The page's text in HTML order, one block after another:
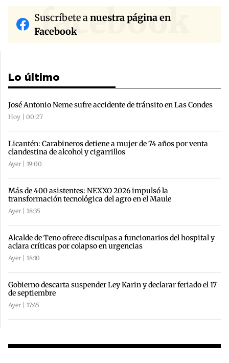
facebook
Suscríbete anuestra página en
Facebook
Lo último
José Antonio Neme sufre accidente de tránsito en Las Condes
Hoy | 00:27
Licantén: Carabineros detiene a mujer de 74 años por venta
clandestina de alcohol y cigarrillos
Ayer | 19:00
Más de 400 asistentes: NEXXO 2026 impulsó la
transformación tecnológica del agro en el Maule
Ayer | 18:35
Alcalde de Teno ofrece disculpas a funcionarios del hospital y
aclara críticas por colapso en urgencias
Ayer | 18:10
Gobierno descarta suspender Ley Karin y declarar feriado el 17
de septiembre
Ayer | 17:45